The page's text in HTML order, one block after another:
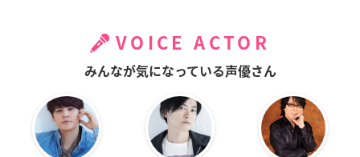
VOICE ACTOR
みんなが気になっている声優さん